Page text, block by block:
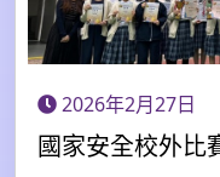
2026年2月27日
國家安全校外比